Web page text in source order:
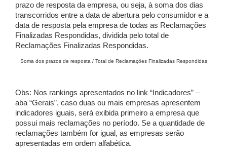
prazo de resposta da empresa, ou seja, à soma dos dias
transcorridos entre a data de abertura pelo consumidor e a
data de resposta pela empresa de todas as Reclamações
Finalizadas Respondidas, dividida pelo total de
Reclamações Finalizadas Respondidas.
Soma dos prazos de resposta / Total de Reclamações Finalizadas Respondidas
Obs: Nos rankings apresentados no link “Indicadores” –
aba “Gerais”, caso duas ou mais empresas apresentem
indicadores iguais, será exibida primeiro a empresa que
possui mais reclamações no período. Se a quantidade de
reclamações também for igual, as empresas serão
apresentadas em ordem alfabética.